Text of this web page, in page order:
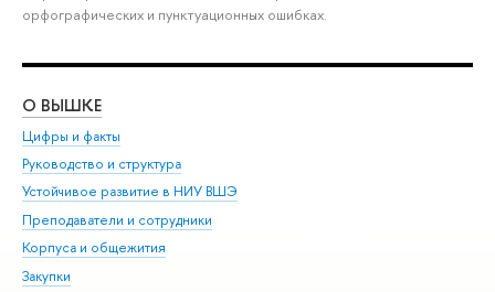
орфографических и пунктуационных ошибках.
О ВЫШКЕ
Цифры и факты
Руководство и структура
Устойчивое развитие в НИУ ВШЭ
Преподаватели и сотрудники
Корпуса и общежития
Закупки